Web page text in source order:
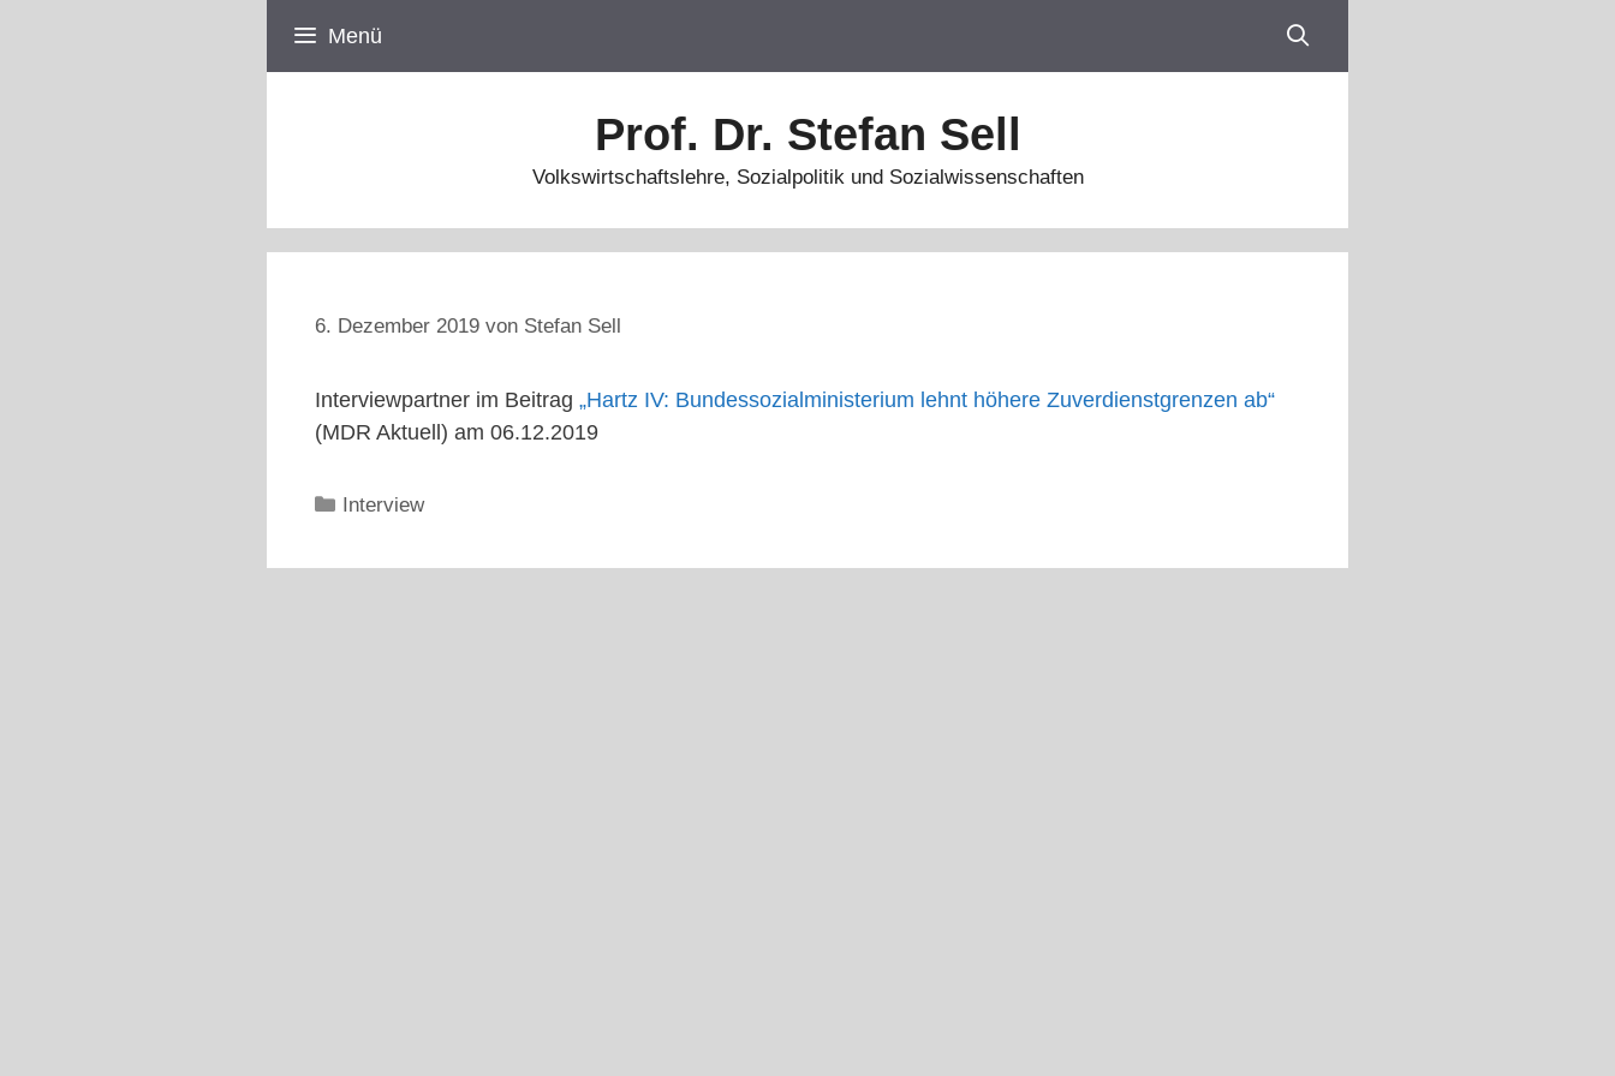
Menü
Prof. Dr. Stefan Sell
Volkswirtschaftslehre, Sozialpolitik und Sozialwissenschaften
6. Dezember 2019 von Stefan Sell
Interviewpartner im Beitrag „Hartz IV: Bundessozialministerium lehnt höhere Zuverdienstgrenzen ab“
(MDR Aktuell) am 06.12.2019
Kategorien
Interview